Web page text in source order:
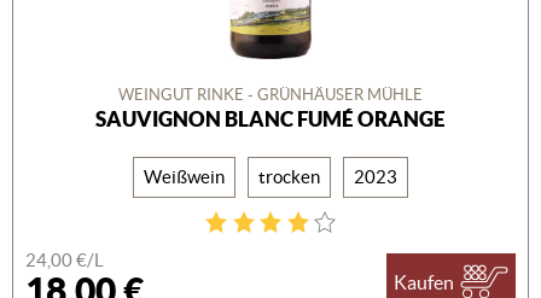
WEINGUT RINKE - GRÜNHÄUSER MÜHLE
SAUVIGNON BLANC FUMÉ ORANGE
Weißwein trocken 2023
24,00 €/L
Kaufen